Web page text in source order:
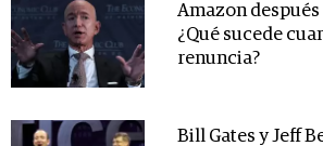
Amazon después
¿Qué sucede
renuncia?
Bill Gates y Jeff